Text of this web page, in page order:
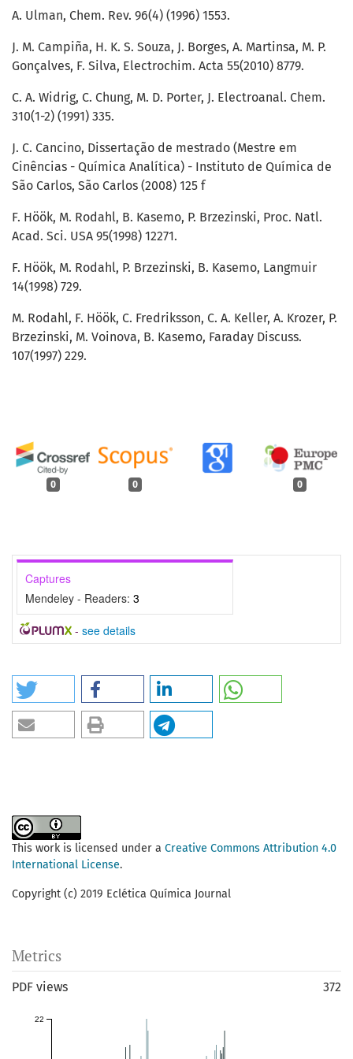
0 0 0
Captures
Mendeley - Readers: 3
- see details
A. Ulman, Chem. Rev. 96(4) (1996) 1553.
J. M. Campiña, H. K. S. Souza, J. Borges, A. Martinsa, M. P.
Gonçalves, F. Silva, Electrochim. Acta 55(2010) 8779.
C. A. Widrig, C. Chung, M. D. Porter, J. Electroanal. Chem.
310(1-2) (1991) 335.
J. C. Cancino, Dissertação de mestrado (Mestre em
Cinências - Química Analítica) - Instituto de Química de
São Carlos, São Carlos (2008) 125 f
F. Höök, M. Rodahl, B. Kasemo, P. Brzezinski, Proc. Natl.
Acad. Sci. USA 95(1998) 12271.
F. Höök, M. Rodahl, P. Brzezinski, B. Kasemo, Langmuir
14(1998) 729.
M. Rodahl, F. Höök, C. Fredriksson, C. A. Keller, A. Krozer, P.
Brzezinski, M. Voinova, B. Kasemo, Faraday Discuss.
107(1997) 229.
This work is licensed under a Creative Commons Attribution 4.0
International License.
Copyright (c) 2019 Eclética Química Journal
Metrics
PDF views 372
22